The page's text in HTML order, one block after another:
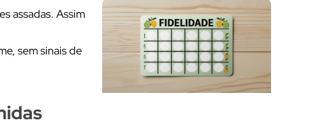
assadas. Assim
sem sinais de